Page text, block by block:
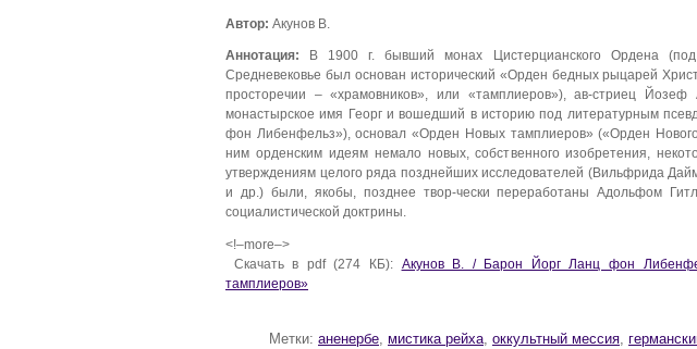
Автор: Акунов В.
Аннотация: В 1900 г. бывший монах Цистерцианского Ордена (под
Средневековье был основан исторический «Орден бедных рыцарей
просторечии – «храмовников», или «тамплиеров»), ав-стриец
монастырское имя Георг и вошедший в историю под литературным
фон Либенфельз»), основал «Орден Новых тамплиеров» («Орден
ним орденским идеям немало новых, собственного изобретения,
утверждениям целого ряда позднейших исследователей (Вильфрида
и др.) были, якобы, позднее твор-чески переработаны Адольфом
социалистической доктрины.
<!–more–>
Скачать в pdf (274 КБ): Акунов В. / Барон Йорг Ланц фон
тамплиеров»
Метки: аненербе, мистика рейха, оккультный мессия,